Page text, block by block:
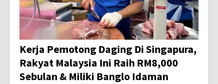
Kerja Pemotong Daging Di Singapura,
Rakyat Malaysia Ini Raih RM8,000
Sebulan & Miliki Banglo Idaman